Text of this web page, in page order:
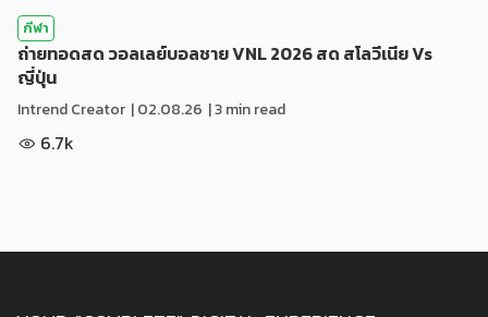
กีฬา
ถ่ายทอดสด วอลเลย์บอลชาย VNL 2026 สด สโลวีเนีย Vs
ญี่ปุ่น
Intrend Creator |02.08.26 | 3 min read
6.7k